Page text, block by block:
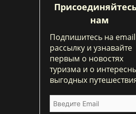
нам
Подпишитесь на email
рассылку и узнавайте
первым о новостях
туризма и о
выгодных